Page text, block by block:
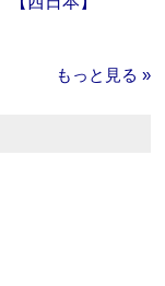
もっと見る »